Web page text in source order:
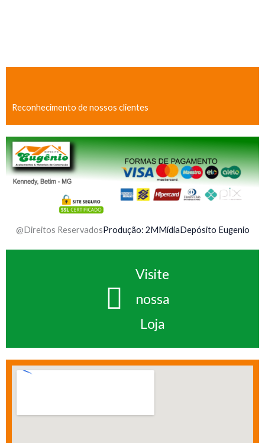
Reconhecimento de nossos clientes
@Direitos ReservadosProdução: 2MMídiaDepósito Eugenio
Visite
nossa
Loja